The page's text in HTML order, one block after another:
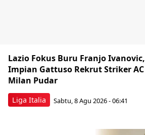
Liga Italia
Lazio Fokus Buru Franjo Ivanovic,
Impian Gattuso Rekrut Striker AC
Milan Pudar
Sabtu, 8 Agu 2026 - 06:41